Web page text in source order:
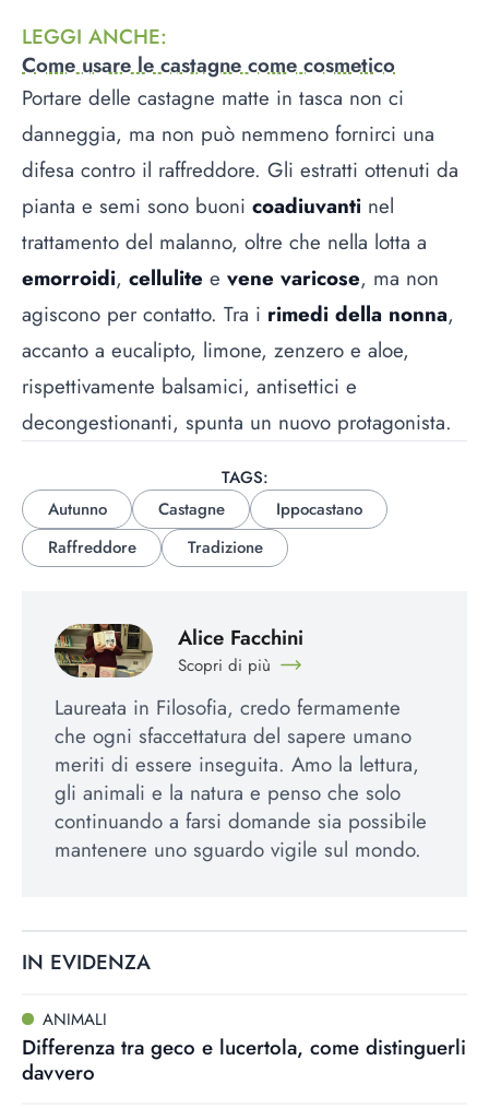
LEGGI ANCHE:
Come usare le castagne come cosmetico
Portare delle castagne matte in tasca non ci
danneggia, ma non può nemmeno fornirci una
difesa contro il raffreddore. Gli estratti ottenuti da
pianta e semi sono buoni coadiuvanti nel
trattamento del malanno, oltre che nella lotta a
emorroidi, cellulite e vene varicose, ma non
agiscono per contatto. Tra i rimedi della nonna,
accanto a eucalipto, limone, zenzero e aloe,
rispettivamente balsamici, antisettici e
decongestionanti, spunta un nuovo protagonista.
TAGS:
Autunno
Castagne
Ippocastano
Raffreddore
Tradizione
Alice Facchini
Scopri di più
Laureata in Filosofia, credo fermamente
che ogni sfaccettatura del sapere umano
meriti di essere inseguita. Amo la lettura,
gli animali e la natura e penso che solo
continuando a farsi domande sia possibile
mantenere uno sguardo vigile sul mondo.
IN EVIDENZA
ANIMALI
Differenza tra geco e lucertola, come distinguerli
davvero